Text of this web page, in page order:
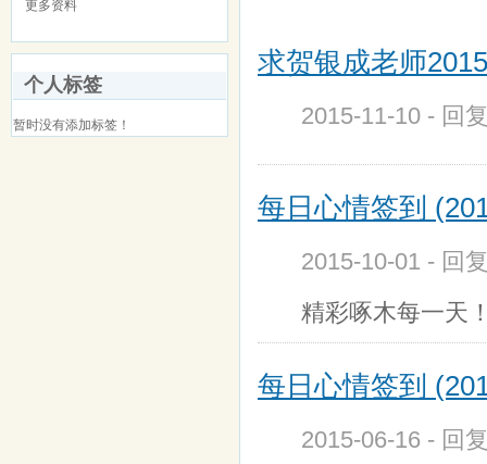
更多资料
个人标签
暂时没有添加标签！
求贺银成老师
2015-11-10 - 回
每日心情签到
2015-10-01 - 回
精彩啄木每一天
每日心情签到
2015-06-16 - 回